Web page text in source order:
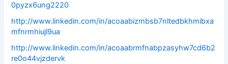
0pyzx6ung2220
http://www.linkedin.com/in/acoaabizmbsb7nltedbkhmibxa
mfnrmhiujl9ua
http://www.linkedin.com/in/acoaabrmfnabpzasyhw7cd6b2
re0o44vjzdervk